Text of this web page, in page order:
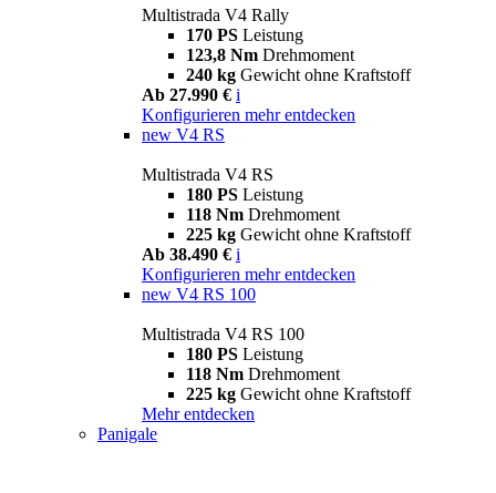
Multistrada V4 Rally
170 PS Leistung
123,8 Nm Drehmoment
240 kg Gewicht ohne Kraftstoff
Ab 27.990 € i
Konfigurieren mehr entdecken
new V4 RS
Multistrada V4 RS
180 PS Leistung
118 Nm Drehmoment
225 kg Gewicht ohne Kraftstoff
Ab 38.490 € i
Konfigurieren mehr entdecken
new V4 RS 100
Multistrada V4 RS 100
180 PS Leistung
118 Nm Drehmoment
225 kg Gewicht ohne Kraftstoff
Mehr entdecken
Panigale